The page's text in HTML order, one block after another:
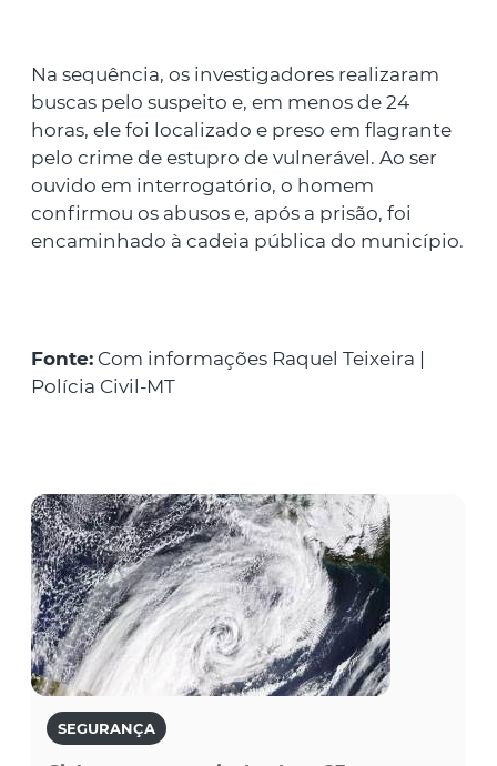
Na sequência, os investigadores realizaram
buscas pelo suspeito e, em menos de 24
horas, ele foi localizado e preso em flagrante
pelo crime de estupro de vulnerável. Ao ser
ouvido em interrogatório, o homem
confirmou os abusos e, após a prisão, foi
encaminhado à cadeia pública do município.
Fonte: Com informações Raquel Teixeira |
Polícia Civil-MT
SEGURANÇA